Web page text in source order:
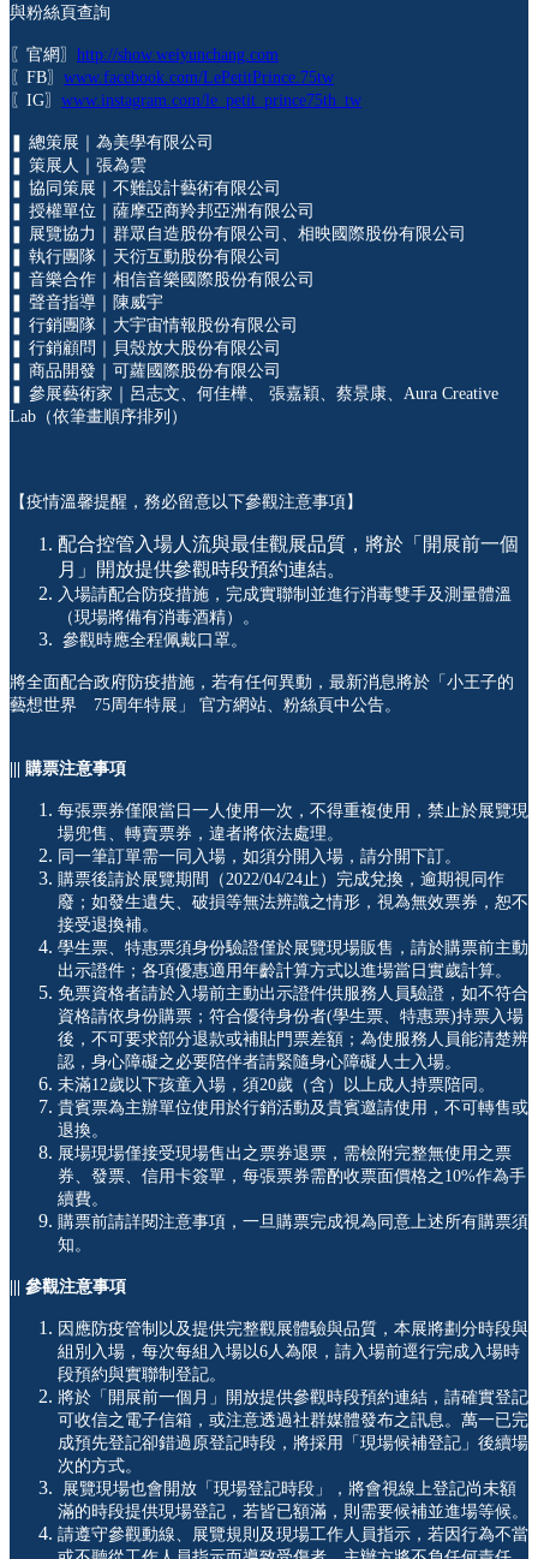
與粉絲頁查詢
〖官網〗 http://show.weiyunchang.com
〖FB〗 www.facebook.com/LePetitPrince.75tw
〖IG〗 www.instagram.com/le_petit_prince75th_tw
❚ 總策展｜為美學有限公司
❚ 策展人｜張為雲
❚ 協同策展｜不難設計藝術有限公司
❚ 授權單位｜薩摩亞商羚邦亞洲有限公司
❚ 展覽協力｜群眾自造股份有限公司、相映國際股份有限公司
❚ 執行團隊｜天衍互動股份有限公司
❚ 音樂合作｜相信音樂國際股份有限公司
❚ 聲音指導｜陳威宇
❚ 行銷團隊｜大宇宙情報股份有限公司
❚ 行銷顧問｜貝殼放大股份有限公司
❚ 商品開發｜可蘿國際股份有限公司
❚ 參展藝術家｜呂志文、何佳樺、 張嘉穎、蔡景康、Aura Creative
Lab（依筆畫順序排列）
【疫情溫馨提醒，務必留意以下參觀注意事項】
配合控管入場人流與最佳觀展品質，將於「開展前一個
月」開放提供參觀時段預約連結。
入場請配合防疫措施，完成實聯制並進行消毒雙手及測量體溫
（現場將備有消毒酒精）。
參觀時應全程佩戴口罩。
將全面配合政府防疫措施，若有任何異動，最新消息將於「小王子的
藝想世界 75周年特展」 官方網站、粉絲頁中公告。
||| 購票注意事項
每張票券僅限當日一人使用一次，不得重複使用，禁止於展覽現
場兜售、轉賣票券，違者將依法處理。
同一筆訂單需一同入場，如須分開入場，請分開下訂。
購票後請於展覽期間（2022/04/24止）完成兌換，逾期視同作
廢；如發生遺失、破損等無法辨識之情形，視為無效票券，恕不
接受退換補。
學生票、特惠票須身份驗證僅於展覽現場販售，請於購票前主動
出示證件；各項優惠適用年齡計算方式以進場當日實歲計算。
免票資格者請於入場前主動出示證件供服務人員驗證，如不符合
資格請依身份購票；符合優待身份者(學生票、特惠票)持票入場
後，不可要求部分退款或補貼門票差額；為使服務人員能清楚辨
認，身心障礙之必要陪伴者請緊隨身心障礙人士入場。
未滿12歲以下孩童入場，須20歲（含）以上成人持票陪同。
貴賓票為主辦單位使用於行銷活動及貴賓邀請使用，不可轉售或
退換。
展場現場僅接受現場售出之票券退票，需檢附完整無使用之票
券、發票、信用卡簽單，每張票券需酌收票面價格之10%作為手
續費。
購票前請詳閱注意事項，一旦購票完成視為同意上述所有購票須
知。
||| 參觀注意事項
因應防疫管制以及提供完整觀展體驗與品質，本展將劃分時段與
組別入場，每次每組入場以6人為限，請入場前逕行完成入場時
段預約與實聯制登記。
將於「開展前一個月」開放提供參觀時段預約連結，請確實登記
可收信之電子信箱，或注意透過社群媒體發布之訊息。萬一已完
成預先登記卻錯過原登記時段，將採用「現場候補登記」後續場
次的方式。
展覽現場也會開放「現場登記時段」，將會視線上登記尚未額
滿的時段提供現場登記，若皆已額滿，則需要候補並進場等候。
請遵守參觀動線、展覽規則及現場工作人員指示，若因行為不當